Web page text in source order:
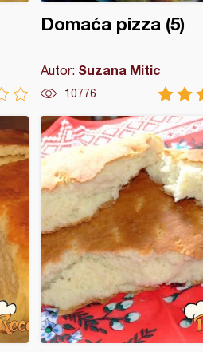
Domaća pizza (5)
Autor: Suzana Mitic
10776